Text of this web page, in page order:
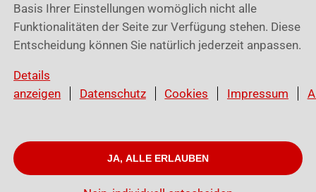
War dieser Artikel hilfreich?
© Würth Cloud Services GmbH I Impressum
Basis Ihrer Einstellungen womöglich nicht alle
Funktionalitäten der Seite zur Verfügung stehen. Diese
Entscheidung können Sie natürlich jederzeit anpassen.
Details
anzeigen
Datenschutz Cookies Impressum
JA, ALLE ERLAUBEN